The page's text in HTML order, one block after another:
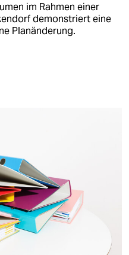
im Rahmen einer
demonstriert eine
Planänderung.